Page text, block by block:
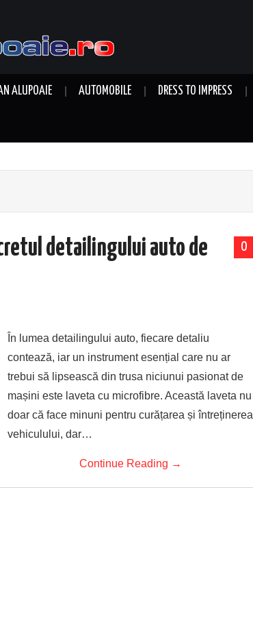
ALUPOAIE AUTOMOBILE DRESS TO IMPRESS
0
detailingului auto de
În lumea detailingului auto, fiecare detaliu
contează, iar un instrument esențial care nu ar
trebui să lipsească din trusa niciunui pasionat de
mașini este laveta cu microfibre. Această laveta nu
doar că face minuni pentru curățarea și întreținerea
vehiculului, dar…
Continue Reading →